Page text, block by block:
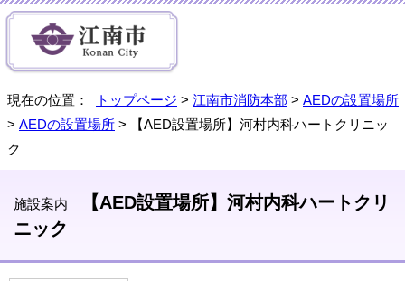
現在の位置： トップページ > 江南市消防本部 > AEDの設置場所
> AEDの設置場所 > 【AED設置場所】河村内科ハートクリニッ
ク
施設案内
【AED設置場所】河村内科ハートクリ
ニック